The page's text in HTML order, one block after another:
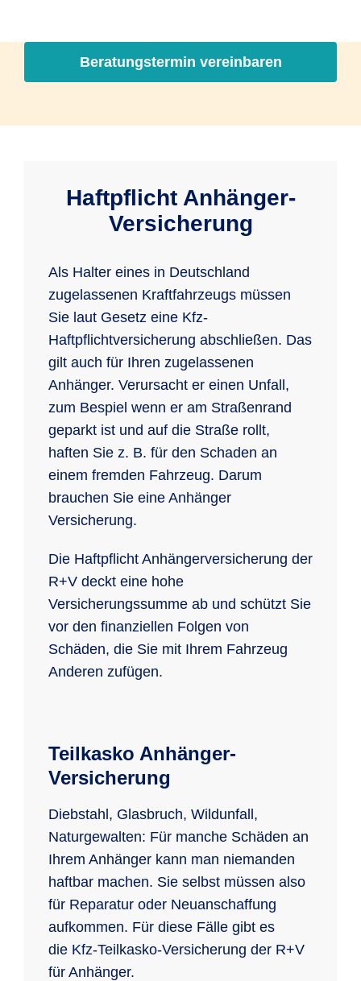
Beratungstermin vereinbaren
Haftpflicht Anhänger-
Versicherung
Als Halter eines in Deutschland
zugelassenen Kraftfahrzeugs müssen
Sie laut Gesetz eine Kfz-
Haftpflichtversicherung abschließen. Das
gilt auch für Ihren zugelassenen
Anhänger. Verursacht er einen Unfall,
zum Bespiel wenn er am Straßenrand
geparkt ist und auf die Straße rollt,
haften Sie z. B. für den Schaden an
einem fremden Fahrzeug. Darum
brauchen Sie eine Anhänger
Versicherung.
Die Haftpflicht Anhängerversicherung der
R+V deckt eine hohe
Versicherungssumme ab und schützt Sie
vor den finanziellen Folgen von
Schäden, die Sie mit Ihrem Fahrzeug
Anderen zufügen.
Teilkasko Anhänger-
Versicherung
Diebstahl, Glasbruch, Wildunfall,
Naturgewalten: Für manche Schäden an
Ihrem Anhänger kann man niemanden
haftbar machen. Sie selbst müssen also
für Reparatur oder Neuanschaffung
aufkommen. Für diese Fälle gibt es
die Kfz-Teilkasko-Versicherung der R+V
für Anhänger.